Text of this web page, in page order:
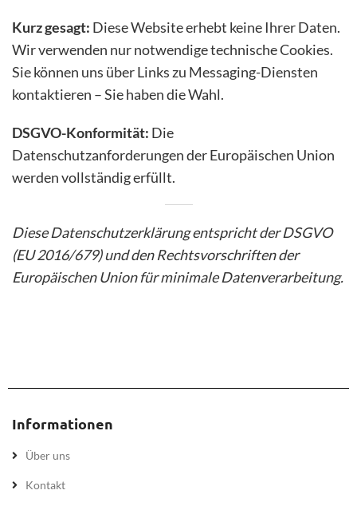
Kurz gesagt: Diese Website erhebt keine Ihrer Daten.
Wir verwenden nur notwendige technische Cookies.
Sie können uns über Links zu Messaging-Diensten
kontaktieren – Sie haben die Wahl.
DSGVO-Konformität: Die
Datenschutzanforderungen der Europäischen Union
werden vollständig erfüllt.
Diese Datenschutzerklärung entspricht der DSGVO
(EU 2016/679) und den Rechtsvorschriften der
Europäischen Union für minimale Datenverarbeitung.
Informationen
Über uns
Kontakt